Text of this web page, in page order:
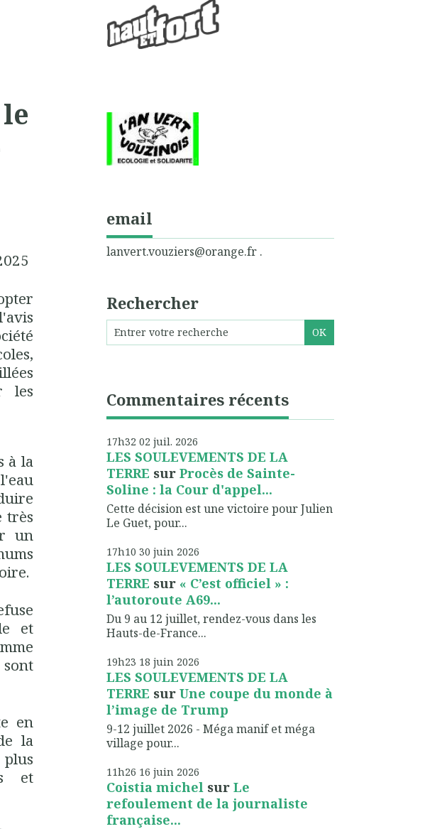
les
à la
très
un
et
en
la
et
email
lanvert.vouziers@orange.fr .
Rechercher
Commentaires récents
17h32 02 juil. 2026
LES SOULEVEMENTS DE LA
TERRE sur Procès de Sainte-
Soline : la Cour d'appel...
Cette décision est une victoire pour Julien
Le Guet, pour...
17h10 30 juin 2026
LES SOULEVEMENTS DE LA
TERRE sur « C’est officiel » :
l’autoroute A69...
Du 9 au 12 juillet, rendez-vous dans les
Hauts-de-France...
19h23 18 juin 2026
LES SOULEVEMENTS DE LA
TERRE sur Une coupe du monde à
l’image de Trump
9-12 juillet 2026 - Méga manif et méga
village pour...
11h26 16 juin 2026
Coistia michelsur Le
refoulement de la journaliste
française...